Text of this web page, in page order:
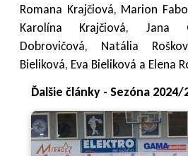
Romana Krajčiová, Marion
Karolína Krajčiová, Jana
Dobrovičová, Natália
Bieliková, Eva Bieliková a Elena
Ďalšie články - Sezóna 2024/